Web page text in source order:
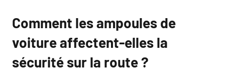
Comment les ampoules de
voiture affectent-elles la
sécurité sur la route ?